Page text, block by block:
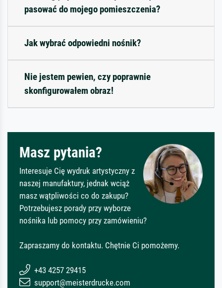
pasować do mojego pomieszczenia?
Jak wybrać odpowiedni nośnik?
Nie jestem pewien, czy poprawnie
skonfigurowałem obraz!
Masz pytania?
Interesuje Cię wydruk artystyczny z
naszej manufaktury, jednak wciąż
masz wątpliwości co do zakupu?
Potrzebujesz porady przy wyborze
nośnika lub pomocy przy zamówieniu?
Zapraszamy do kontaktu. Chętnie Ci pomożemy.
+43 4257 29415
support@meisterdrucke.com